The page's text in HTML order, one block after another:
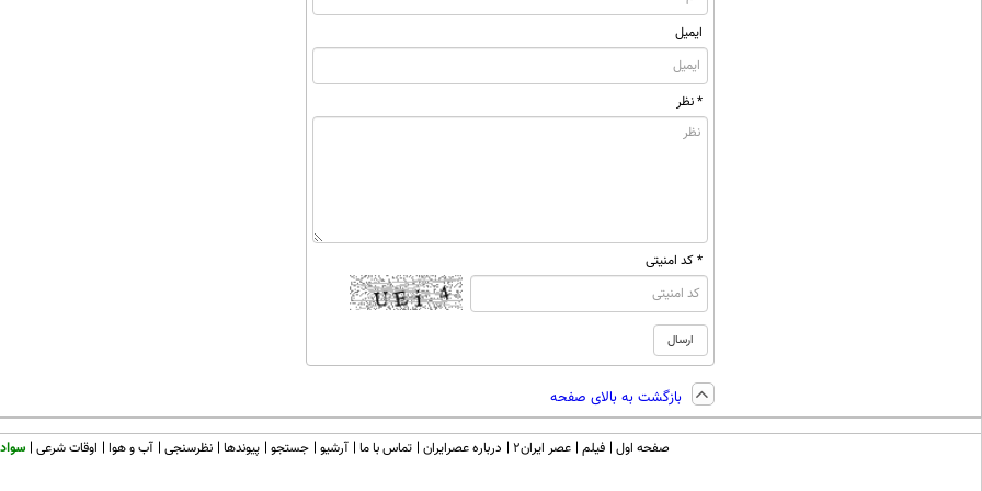
ایمیل
* نظر
* کد امنیتی
بازگشت به بالای صفحه
صفحه اول فیلم عصر ایران۲ درباره عصرایران تماس با ما آرشیو جستجو پیوندها نظرسنجی آب و هوا اوقات شرعی